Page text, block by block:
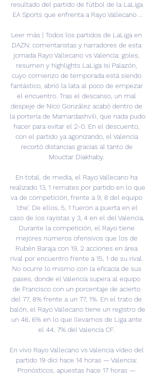
resultado del partido de fútbol de la LaLiga
EA Sports que enfrenta a Rayo Vallecano ...
Leer más | Todos los partidos de LaLiga en
DAZN: comentaristas y narradores de esta
jornada Rayo Vallecano vs Valencia: goles,
resumen y highlights LaLiga Isi Palazón,
cuyo comienzo de temporada está siendo
fantástico, abrió la lata al poco de empezar
el encuentro. Tras el descanso, un mal
despeje de Nico González acabó dentro de
la portería de Mamardashvili, que nada pudo
hacer para evitar el 2-0. En el descuento,
con el partido ya agonizando, el Valencia
recortó distancias gracias al tanto de
Mouctar Diakhaby.
En total, de media, el Rayo Vallecano ha
realizado 13, 1 remates por partido en lo que
va de competición, frente a 9, 8 del equipo
'che'. De ellos, 5, 1 fueron a puerta en el
caso de los rayistas y 3, 4 en el del Valencia.
Durante la competición, el Rayo tiene
mejores números ofensivos que los de
Rubén Baraja con 19, 2 acciones en área
rival por encuentro frente a 15, 1 de su rival.
No ocurre lo mismo con la eficacia de sus
pases, donde el Valencia supera al equipo
de Francisco con un porcentaje de acierto
del 77, 8% frente a un 77, 1%. En el trato de
balón, el Rayo Vallecano tiene un registro de
un 46, 6% en lo que llevamos de Liga ante
el 44, 7% del Valencia CF.
En vivo Rayo Vallecano vs Valencia vídeo del
partido 19 dici hace 14 horas — Valencia:
Pronósticos, apuestas hace 17 horas —